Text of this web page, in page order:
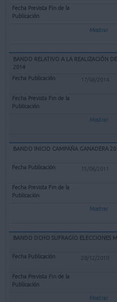
Mostrar
BANDO RELATIVO A LA REALIZACIÓN
2014
17/06/2014
Mostrar
BANDO INICIO CAMPAÑA GANADERA
15/06/2011
Mostrar
BANDO DCHO SUFRAGIO ELECCIONES
28/12/2010
Mostrar